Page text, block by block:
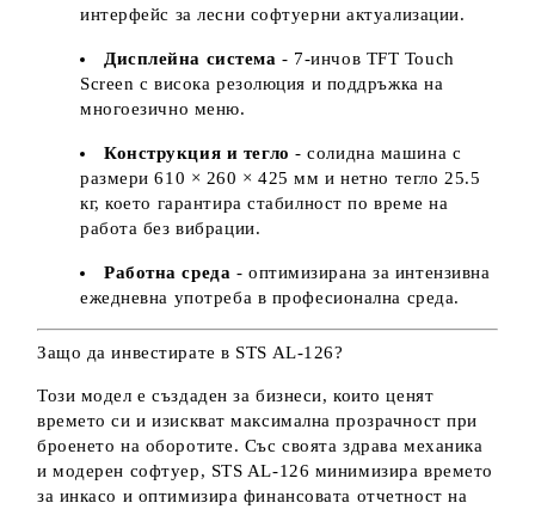
интерфейс за лесни софтуерни актуализации.
Дисплейна система - 7-инчов TFT Touch
Screen с висока резолюция и поддръжка на
многоезично меню.
Конструкция и тегло - солидна машина с
размери 610 × 260 × 425 мм и нетно тегло 25.5
кг, което гарантира стабилност по време на
работа без вибрации.
Работна среда - оптимизирана за интензивна
ежедневна употреба в професионална среда.
Защо да инвестирате в STS AL-126?
Този модел е създаден за бизнеси, които ценят
времето си и изискват максимална прозрачност при
броенето на оборотите. Със своята здрава механика
и модерен софтуер, STS AL-126 минимизира времето
за инкасо и оптимизира финансовата отчетност на